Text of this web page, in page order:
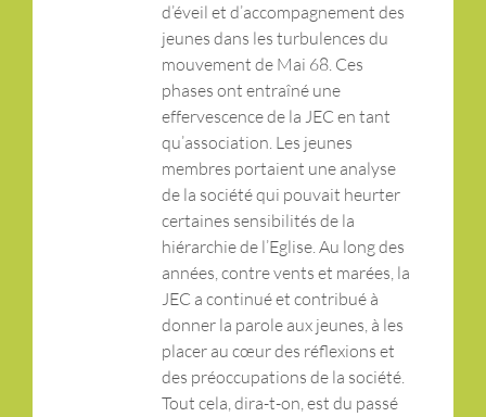
d’éveil et d’accompagnement des
jeunes dans les turbulences du
mouvement de Mai 68. Ces
phases ont entraîné une
effervescence de la JEC en tant
qu’association. Les jeunes
membres portaient une analyse
de la société qui pouvait heurter
certaines sensibilités de la
hiérarchie de l’Eglise. Au long des
années, contre vents et marées, la
JEC a continué et contribué à
donner la parole aux jeunes, à les
placer au cœur des réflexions et
des préoccupations de la société.
Tout cela, dira-t-on, est du passé